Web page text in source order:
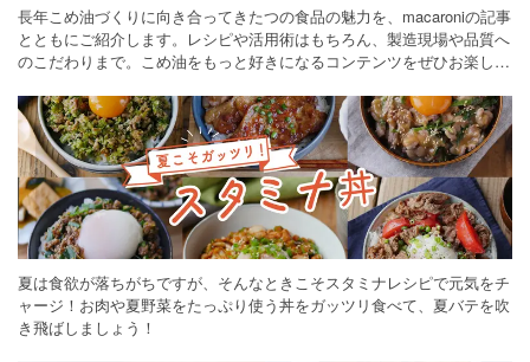
長年こめ油づくりに向き合ってきたつの食品の魅力を、macaroniの記事
とともにご紹介します。レシピや活用術はもちろん、製造現場や品質へ
のこだわりまで。こめ油をもっと好きになるコンテンツをぜひお楽しみ
夏は食欲が落ちがちですが、そんなときこそスタミナレシピで元気をチ
ャージ！お肉や夏野菜をたっぷり使う丼をガッツリ食べて、夏バテを吹
き飛ばしましょう！